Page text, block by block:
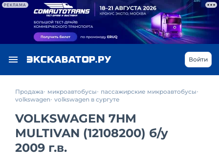
РЕКЛАМА
Войти
Продажа микроавтобусы
пассажирские микроавтобусы
volkswagen volkswagen в сургуте
VOLKSWAGEN 7HM
MULTIVAN (12108200) б/у
2009 г.в.